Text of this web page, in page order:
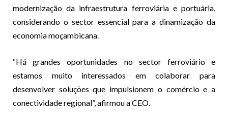
modernização da infraestrutura ferroviária e portuária,
considerando o sector essencial para a dinamização da
economia moçambicana.
“Há grandes oportunidades no sector ferroviário e
estamos muito interessados em colaborar para
desenvolver soluções que impulsionem o comércio e a
conectividade regional”, afirmou a CEO.